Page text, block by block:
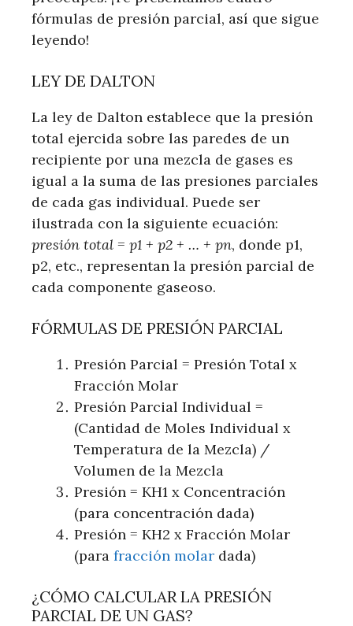
fórmulas de presión parcial, así que sigue
leyendo!
LEY DE DALTON
La ley de Dalton establece que la presión
total ejercida sobre las paredes de un
recipiente por una mezcla de gases es
igual a la suma de las presiones parciales
de cada gas individual. Puede ser
ilustrada con la siguiente ecuación:
presión total = p1 + p2 + … + pn, donde p1,
p2, etc., representan la presión parcial de
cada componente gaseoso.
FÓRMULAS DE PRESIÓN PARCIAL
Presión Parcial = Presión Total x
Fracción Molar
Presión Parcial Individual =
(Cantidad de Moles Individual x
Temperatura de la Mezcla) /
Volumen de la Mezcla
Presión = KH1 x Concentración
(para concentración dada)
Presión = KH2 x Fracción Molar
(para fracción molar dada)
¿CÓMO CALCULAR LA PRESIÓN
PARCIAL DE UN GAS?